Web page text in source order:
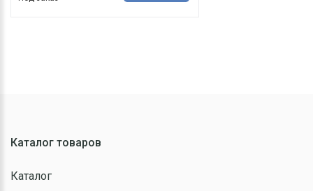
Каталог товаров
Каталог